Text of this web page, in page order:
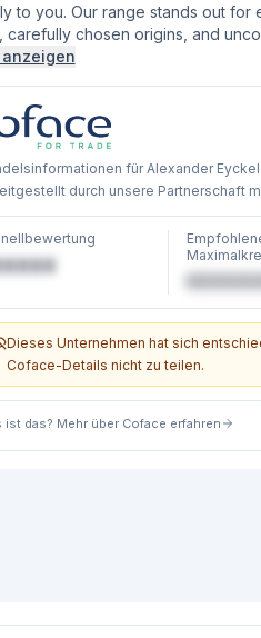
to you. Our range stands out for
carefully chosen origins, and
für Alexander
durch unsere Partnerschaft
Dieses Unternehmen hat sich
Coface-Details nicht zu teilen.
ist das? Mehr über Coface erfahren